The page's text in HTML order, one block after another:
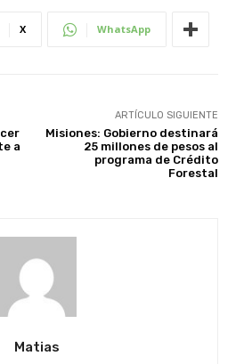
X WhatsApp
a
ARTÍCULO SIGUIENTE
Misiones: Gobierno destinará
25 millones de pesos al
programa de Crédito
Forestal
Matias